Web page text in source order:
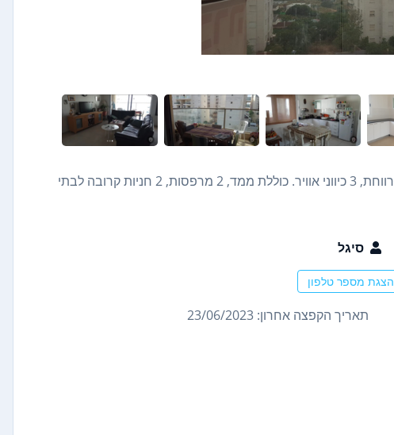
3 חדרים להשכרה מפרטי ללא תיווך. ממוזגת, מוארת, מרווחת, 3 כיווני אוויר. כוללת ממד, 2 מרפסות, 2 חניות קרובה לבתי
סיגל
הצגת מספר טלפון
תאריך הקפצה אחרון: 23/06/2023